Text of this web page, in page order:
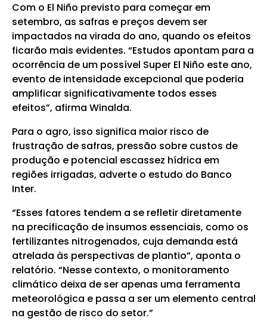
Com o El Niño previsto para começar em
setembro, as safras e preços devem ser
impactados na virada do ano, quando os efeitos
ficarão mais evidentes. “Estudos apontam para a
ocorrência de um possível Super El Niño este ano,
evento de intensidade excepcional que poderia
amplificar significativamente todos esses
efeitos”, afirma Winalda.
Para o agro, isso significa maior risco de
frustração de safras, pressão sobre custos de
produção e potencial escassez hídrica em
regiões irrigadas, adverte o estudo do Banco
Inter.
“Esses fatores tendem a se refletir diretamente
na precificação de insumos essenciais, como os
fertilizantes nitrogenados, cuja demanda está
atrelada às perspectivas de plantio”, aponta o
relatório. “Nesse contexto, o monitoramento
climático deixa de ser apenas uma ferramenta
meteorológica e passa a ser um elemento central
na gestão de risco do setor.”